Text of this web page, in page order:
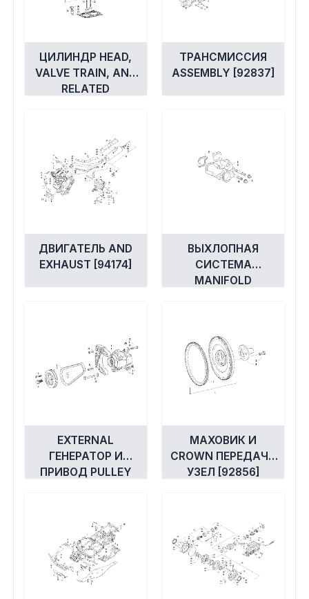
ЦИЛИНДР HEAD,
VALVE TRAIN, AND
RELATED
ТРАНСМИССИЯ
ASSEMBLY [92837]
ДВИГАТЕЛЬ AND
EXHAUST [94174]
ВЫХЛОПНАЯ
СИСТЕМА
MANIFOLD
EXTERNAL
ГЕНЕРАТОР И
ПРИВОД PULLEY
МАХОВИК И
CROWN ПЕРЕДАЧА
УЗЕЛ [92856]